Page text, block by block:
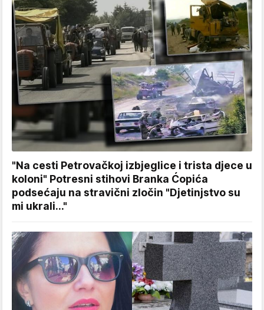
"Na cesti Petrovačkoj izbjeglice i trista djece u
koloni" Potresni stihovi Branka Ćopića
podsećaju na stravični zločin "Djetinjstvo su
mi ukrali..."